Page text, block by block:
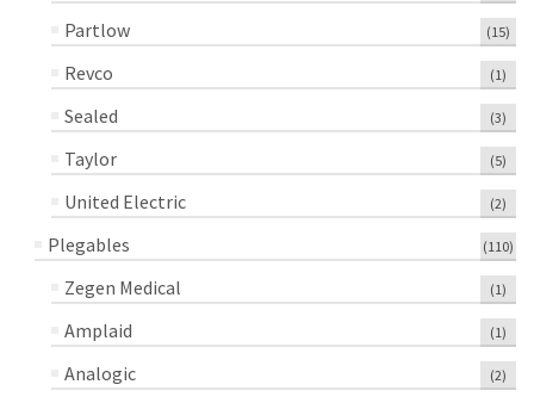
Partlow (15)
Revco (1)
Sealed (3)
Taylor (5)
United Electric (2)
Plegables (110)
Zegen Medical (1)
Amplaid (1)
Analogic (2)